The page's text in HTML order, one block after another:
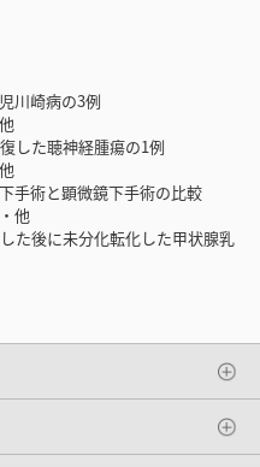
川崎病の3例
した聴神経腫瘍の1例
手術と顕微鏡下手術の比較
他
た後に未分化転化した甲状腺乳